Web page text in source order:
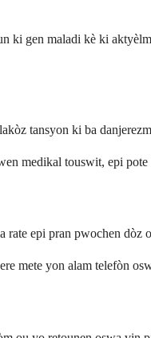
gen maladi kè ki
tansyon ki ba
medikal touswit, epi
epi pran pwochen dòz
mete yon alam telefòn